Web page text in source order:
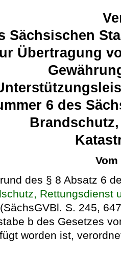
Sächsischen
Übertragung
6 des
des § 8 Absatz 6
Rettungsdienst
S. 245,
b des Gesetzes
worden ist,